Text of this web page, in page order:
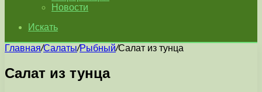
Новости
Искать
Главная/Салаты/Рыбный/Салат из тунца
Салат из тунца